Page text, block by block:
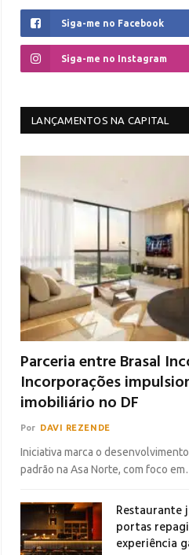
Siga-me no Facebook
Siga-me no Instagram
LANÇAMENTOS NA CAPITAL
Parceria entre Brasal
Incorporações
imobiliário no DF
Por DAVI REZENDE
Iniciativa marca o
padrão na Asa Norte, com foco
Restaurante
portas
experiência